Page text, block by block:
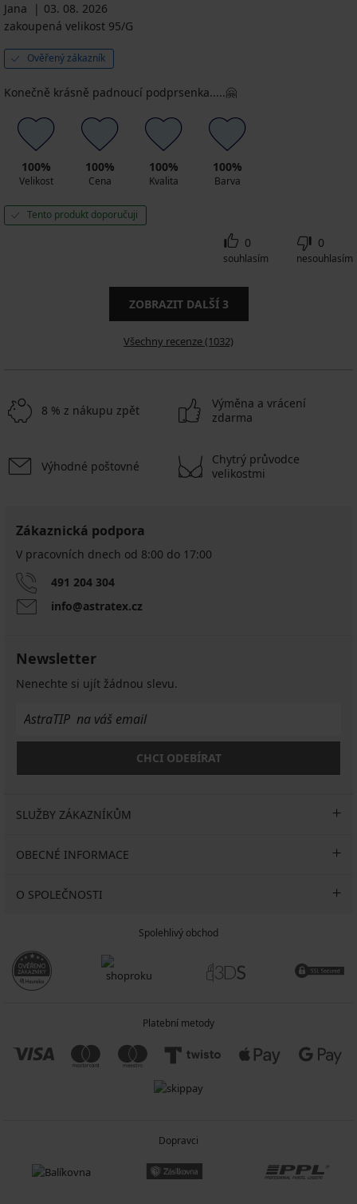
Jana
03. 08. 2026
zakoupená velikost 95/G
Ověřený zákazník
Konečně krásně padnoucí podprsenka.....🤗
100%
Velikost
100%
Cena
100%
Kvalita
100%
Barva
Tento produkt doporučuji
0
souhlasím
0
nesouhlasím
ZOBRAZIT DALŠÍ 3
Všechny recenze (1032)
8 % z nákupu zpět
Výměna a vrácení
zdarma
Výhodné poštovné
Chytrý průvodce
velikostmi
Zákaznická podpora
V pracovních dnech od 8:00 do 17:00
491 204 304
info@astratex.cz
Newsletter
Nenechte si ujít žádnou slevu.
CHCI ODEBÍRAT
SLUŽBY ZÁKAZNÍKŮM
OBECNÉ INFORMACE
O SPOLEČNOSTI
Spolehlivý obchod
Platební metody
Dopravci